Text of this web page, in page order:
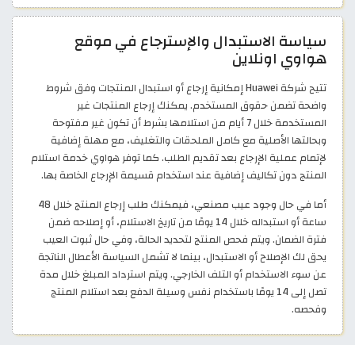
سياسة الاستبدال والإسترجاع في موقع
هواوي اونلاين
تتيح شركة Huawei إمكانية إرجاع أو استبدال المنتجات وفق شروط
واضحة تضمن حقوق المستخدم. يمكنك إرجاع المنتجات غير
المستخدمة خلال 7 أيام من استلامها بشرط أن تكون غير مفتوحة
وبحالتها الأصلية مع كامل الملحقات والتغليف، مع مهلة إضافية
لإتمام عملية الإرجاع بعد تقديم الطلب. كما توفر هواوي خدمة استلام
المنتج دون تكاليف إضافية عند استخدام قسيمة الإرجاع الخاصة بها.
أما في حال وجود عيب مصنعي، فيمكنك طلب إرجاع المنتج خلال 48
ساعة أو استبداله خلال 14 يومًا من تاريخ الاستلام، أو إصلاحه ضمن
فترة الضمان. ويتم فحص المنتج لتحديد الحالة، وفي حال ثبوت العيب
يحق لك الإصلاح أو الاستبدال، بينما لا تشمل السياسة الأعطال الناتجة
عن سوء الاستخدام أو التلف الخارجي. ويتم استرداد المبلغ خلال مدة
تصل إلى 14 يومًا باستخدام نفس وسيلة الدفع بعد استلام المنتج
وفحصه.